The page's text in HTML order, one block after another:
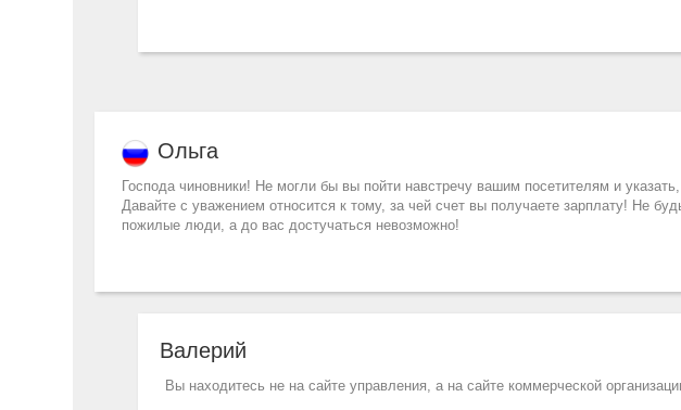
Ольга
Господа чиновники! Не могли бы вы пойти навстречу вашим посетителям и
Давайте с уважением относится к тому, за чей счет вы получаете зарплату! Не
пожилые люди, а до вас достучаться невозможно!
Валерий
Вы находитесь не на сайте управления, а на сайте коммерческой